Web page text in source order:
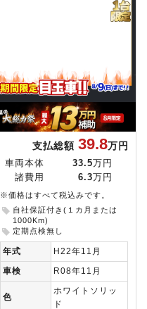
支払総額 39.8万円
車両本体 33.5 万円
諸費用
6.3 万円
※価格はすべて税込みです。
自社保証付き(１カ月または
1000Km)
定期点検無し
年式
H22年11月
車検
R08年11月
色
ホワイトソリッ
ド